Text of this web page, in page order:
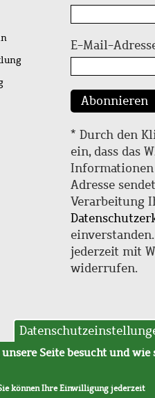
E-Mail-
Abonnieren
* Durch den
ein, dass das
Informationen
Adresse
Verarbeitung
jederzeit mit
widerrufen.
Seite besucht und wie
können Ihre Einwilligung jederzeit